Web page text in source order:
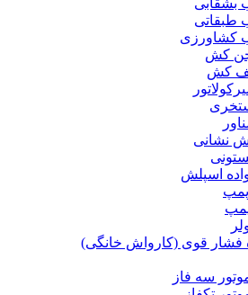
طبقاتی
کشاورزی
کش
کش
نشانی
اسپلش
فشار قوی (کارواش خانگی)
سه فاز